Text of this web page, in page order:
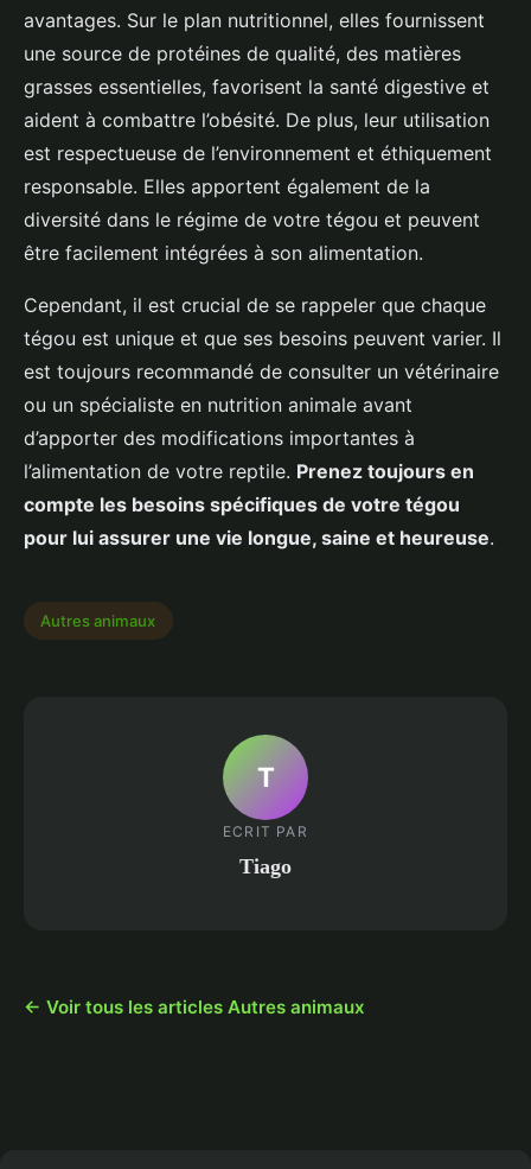
avantages. Sur le plan nutritionnel, elles fournissent
une source de protéines de qualité, des matières
grasses essentielles, favorisent la santé digestive et
aident à combattre l’obésité. De plus, leur utilisation
est respectueuse de l’environnement et éthiquement
responsable. Elles apportent également de la
diversité dans le régime de votre tégou et peuvent
être facilement intégrées à son alimentation.
Cependant, il est crucial de se rappeler que chaque
tégou est unique et que ses besoins peuvent varier. Il
est toujours recommandé de consulter un vétérinaire
ou un spécialiste en nutrition animale avant
d’apporter des modifications importantes à
l’alimentation de votre reptile. Prenez toujours en
compte les besoins spécifiques de votre tégou
pour lui assurer une vie longue, saine et heureuse.
Autres animaux
T
ECRIT PAR
Tiago
← Voir tous les articles Autres animaux